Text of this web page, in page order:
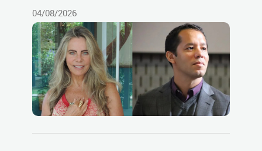
04/08/2026